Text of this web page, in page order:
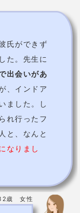
氏ができず
た。先生に
出会いがあ
、インドア
ました。し
れ行ったフ
と、なんと
なりまし
歳 女性